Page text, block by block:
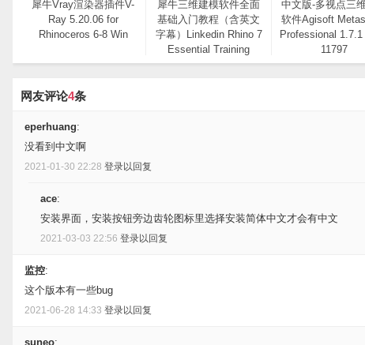
犀牛Vray渲染器插件V-
Ray 5.20.06 for
Rhinoceros 6-8 Win
犀牛三维建模软件全面
基础入门教程（含英文
字幕）Linkedin Rhino 7
Essential Training
中文版-多视点三
软件Agisoft
Professional
11797
网友评论4条
eperhuang:
没看到中文啊
2021-01-30 22:28 登录以回复
ace:
安装界面，安装按钮旁边齿轮图标里选择安装简体中文才会有中文
2021-03-03 22:56 登录以回复
监控:
这个版本有一些bug
2021-06-28 14:33 登录以回复
suneo: